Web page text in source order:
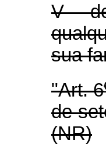
V -
sua
"Art. 6
de
(NR)